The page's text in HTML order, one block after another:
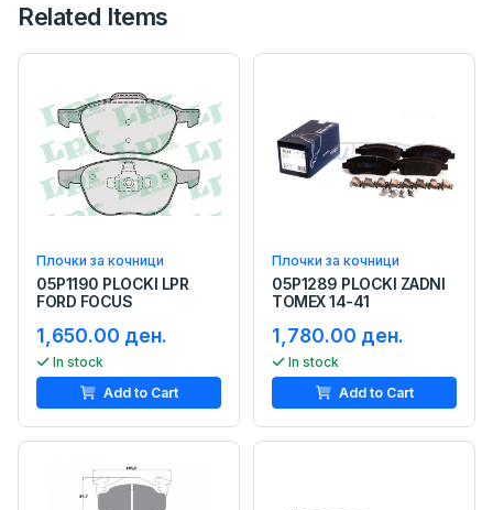
Related Items
Плочки за кочници
05P1190 PLOCKI LPR
FORD FOCUS
1,650.00 ден.
In stock
Add to Cart
Плочки за кочници
05P1289 PLOCKI ZADNI
TOMEX 14-41
1,780.00 ден.
In stock
Add to Cart